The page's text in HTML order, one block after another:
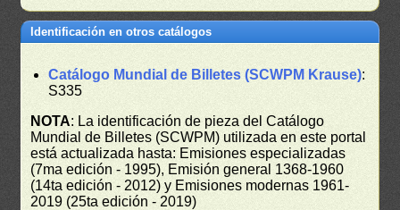
Identificación en otros catálogos
Catálogo Mundial de Billetes (SCWPM Krause):
S335
NOTA: La identificación de pieza del Catálogo
Mundial de Billetes (SCWPM) utilizada en este portal
está actualizada hasta: Emisiones especializadas
(7ma edición - 1995), Emisión general 1368-1960
(14ta edición - 2012) y Emisiones modernas 1961-
2019 (25ta edición - 2019)